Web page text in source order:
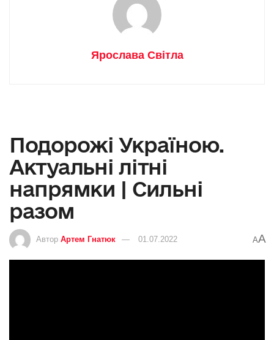
Ярослава Світла
Подорожі Україною.
Актуальні літні
напрямки | Сильні
разом
Автор Артем Гнатюк 01.07.2022 AA